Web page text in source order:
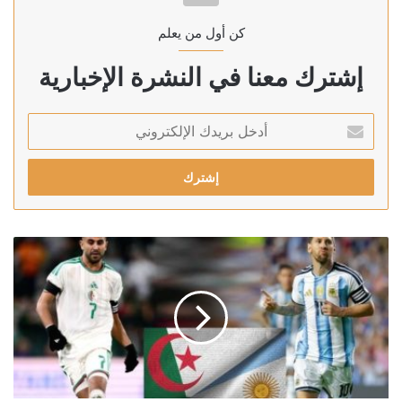
كن أول من يعلم
إشترك معنا في النشرة الإخبارية
بريدك
الإلكتروني